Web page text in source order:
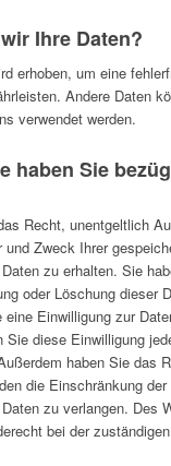
Ihre Daten?
erhoben, um eine
Andere Daten
verwendet werden.
haben Sie
Recht, unentgeltlich
und Zweck Ihrer
zu erhalten. Sie
oder Löschung dieser
Einwilligung zur
Sie diese Einwilligung
haben Sie das
die Einschränkung der
zu verlangen. Des
bei der